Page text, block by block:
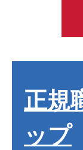
正規
ップ